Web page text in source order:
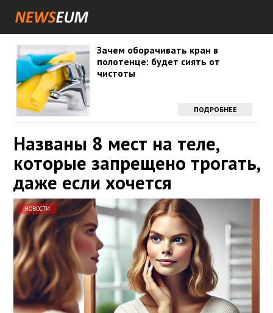
Зачем оборачивать кран в
полотенце: будет сиять от
чистоты
ПОДРОБНЕЕ
Названы 8 мест на теле,
которые запрещено трогать,
даже если хочется
НОВОСТИ